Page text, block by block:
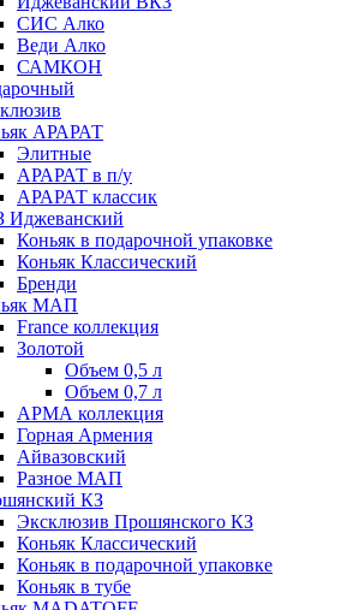
СИС Алко
Веди Алко
САМКОН
АРАРАТ
Элитные
АРАРАТ в п/у
АРАРАТ классик
Иджеванский
Коньяк в подарочной упаковке
Коньяк Классический
Бренди
МАП
France коллекция
Золотой
Объем 0,5 л
Объем 0,7 л
АРМА коллекция
Горная Армения
Айвазовский
Разное МАП
КЗ
Эксклюзив Прошянского КЗ
Коньяк Классический
Коньяк в подарочной упаковке
Коньяк в тубе